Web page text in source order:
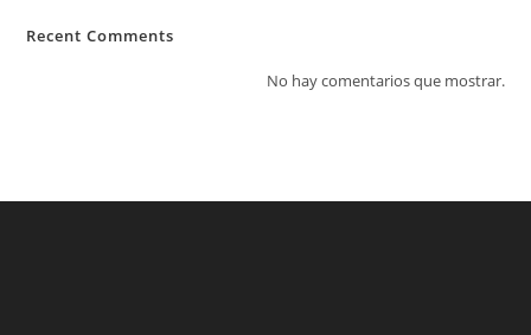
Recent Comments
No hay comentarios que mostrar.